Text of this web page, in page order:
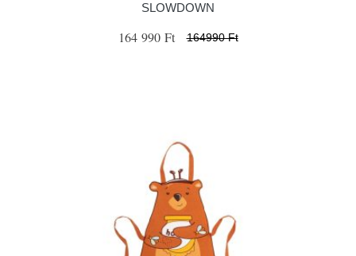
SLOWDOWN
164 990 Ft 164990 Ft